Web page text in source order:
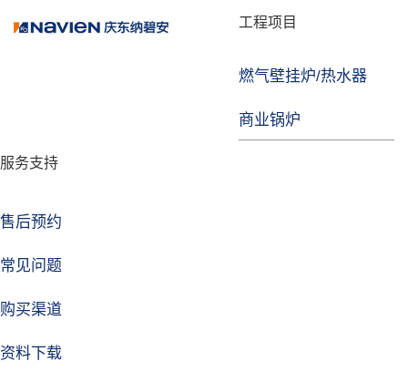
工程项目
燃气壁挂炉/热水器
商业锅炉
服务支持
售后预约
常见问题
购买渠道
资料下载
品牌故事
技术实力
企业动态
焦点注册Life
品牌视角